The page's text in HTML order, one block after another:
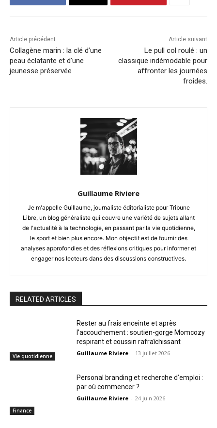
Article précédent
Collagène marin : la clé d’une
peau éclatante et d’une
jeunesse préservée
Article suivant
Le pull col roulé : un
classique indémodable pour
affronter les journées
froides.
Guillaume Riviere
Je m'appelle Guillaume, journaliste éditorialiste pour Tribune
Libre, un blog généraliste qui couvre une variété de sujets allant
de l'actualité à la technologie, en passant par la vie quotidienne,
le sport et bien plus encore. Mon objectif est de fournir des
analyses approfondies et des réflexions critiques pour informer et
engager nos lecteurs dans des discussions constructives.
RELATED ARTICLES
Vie quotidienne
Rester au frais enceinte et après
l’accouchement : soutien-gorge Momcozy
respirant et coussin rafraîchissant
Guillaume Riviere - 13 juillet 2026
Finance
Personal branding et recherche d’emploi :
par où commencer ?
Guillaume Riviere - 24 juin 2026